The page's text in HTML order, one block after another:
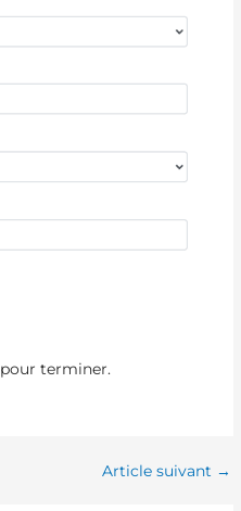
pour terminer.
Article suivant →